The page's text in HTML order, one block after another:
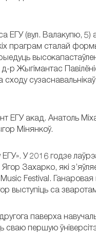
ЕГУ (вул. Валакупю, 5)
праграм сталай
р Жыгімантас
ЕГУ акад. Анатоль
Мінянкоў.
У 2016 годзе
Захарко, які
Festival.
выступіць са
паверха
першую